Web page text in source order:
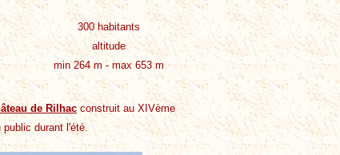
300 habitants
altitude
min 264 m - max 653 m
de Rilhacconstruit au XIVème
durant l'été.